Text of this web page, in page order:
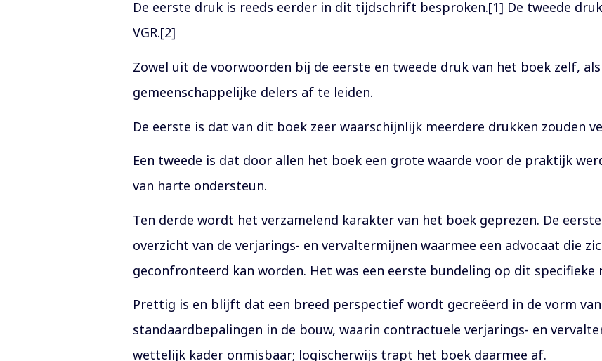
De eerste druk is reeds eerder in dit tijdschrift besproken.[1] De tweede
VGR.[2]
Zowel uit de voorwoorden bij de eerste en tweede druk van het boek zelf,
gemeenschappelijke delers af te leiden.
De eerste is dat van dit boek zeer waarschijnlijk meerdere drukken zouden
Een tweede is dat door allen het boek een grote waarde voor de praktijk
van harte ondersteun.
Ten derde wordt het verzamelend karakter van het boek geprezen. De
overzicht van de verjarings- en vervaltermijnen waarmee een advocaat die
geconfronteerd kan worden. Het was een eerste bundeling op dit specifieke
Prettig is en blijft dat een breed perspectief wordt gecreëerd in de vorm
standaardbepalingen in de bouw, waarin contractuele verjarings- en
wettelijk kader onmisbaar; logischerwijs trapt het boek daarmee af.